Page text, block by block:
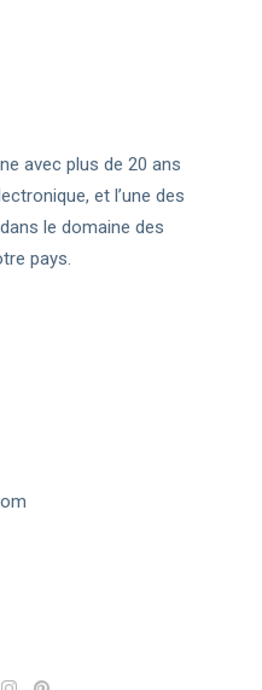
avec plus de 20 ans
et l’une des
le domaine des
pays.